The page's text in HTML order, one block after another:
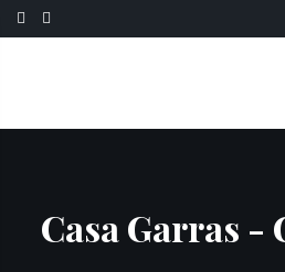
Casa Garras -